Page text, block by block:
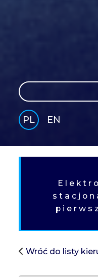
Szukaj
PL
EN
SH
Wróć do listy